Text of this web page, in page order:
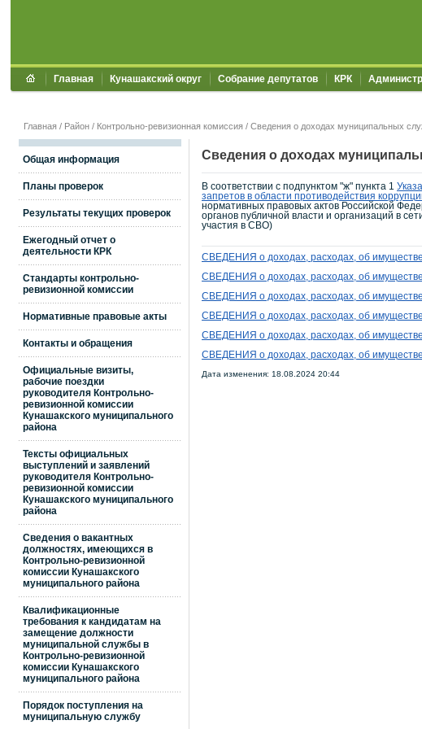
Главная Кунашакский округ Собрание депутатов КРК
Главная / Район / Контрольно-ревизионная комиссия / Сведения о доходах муниципальных
Общая информация
Планы проверок
Результаты текущих проверок
Ежегодный отчет о
деятельности КРК
Стандарты контрольно-
ревизионной комиссии
Нормативные правовые акты
Контакты и обращения
Официальные визиты,
рабочие поездки
руководителя Контрольно-
ревизионной комиссии
Кунашакского муниципального
района
Тексты официальных
выступлений и заявлений
руководителя Контрольно-
ревизионной комиссии
Кунашакского муниципального
района
Сведения о вакантных
должностях, имеющихся в
Контрольно-ревизионной
комиссии Кунашакского
муниципального района
Квалификационные
требования к кандидатам на
замещение должности
муниципальной службы в
Контрольно-ревизионной
комиссии Кунашакского
муниципального района
Порядок поступления на
муниципальную службу
Сведения о доходах
В соответствии с подпунктом "ж" пункта 1
запретов в области противодействия
нормативных правовых актов Российской
органов публичной власти и организаций в
участия в СВО)
СВЕДЕНИЯ о доходах, расходах, об имуществе
СВЕДЕНИЯ о доходах, расходах, об имуществе
СВЕДЕНИЯ о доходах, расходах, об имуществе
СВЕДЕНИЯ о доходах, расходах, об имуществе
СВЕДЕНИЯ о доходах, расходах, об имуществе
СВЕДЕНИЯ о доходах, расходах, об имуществе
Дата изменения: 18.08.2024 20:44